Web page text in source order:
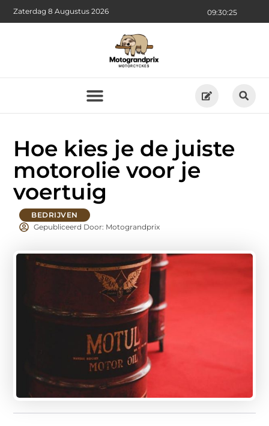
09:30:26
Zaterdag 8 Augustus 2026
Hoe kies je de juiste
motorolie voor je
voertuig
BEDRIJVEN
Gepubliceerd Door: Motograndprix